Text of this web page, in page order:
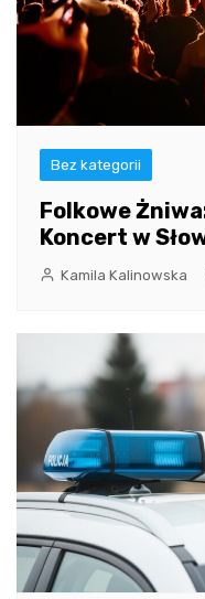
Bez kategorii
Folkowe
Koncert w
Kamila Kalinowska